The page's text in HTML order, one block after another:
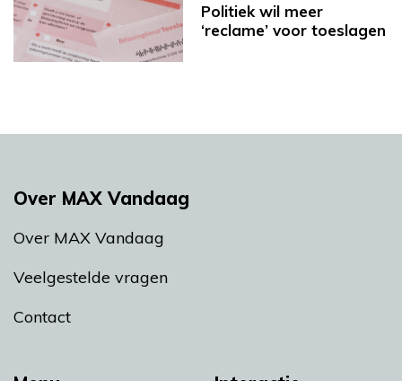
Politiek wil meer
‘reclame’ voor toeslagen
Over MAX Vandaag
Over MAX Vandaag
Veelgestelde vragen
Contact